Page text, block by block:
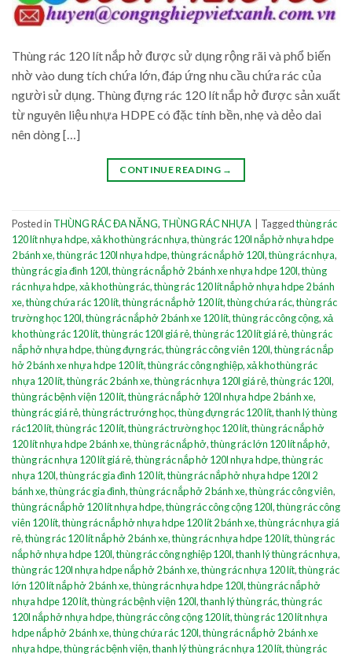
Thùng rác 120 lít nắp hở được sử dụng rộng rãi và phổ biến
nhờ vào dung tích chứa lớn, đáp ứng nhu cầu chứa rác của
người sử dụng. Thùng đựng rác 120 lít nắp hở được sản xuất
từ nguyên liệu nhựa HDPE có đặc tính bền, nhẹ và dẻo dai
nên dòng […]
CONTINUE READING →
Posted in THÙNG RÁC ĐA NĂNG, THÙNG RÁC NHỰA Taggedthùng rác
120 lít nhựa hdpe,xả kho thùng rác nhựa,thùng rác 120l nắp hở nhựa hdpe
2 bánh xe,thùng rác 120l nhựa hdpe,thùng rác nắp hở 120l,thùng rác nhựa,
thùng rác gia đình 120l,thùng rác nắp hở 2 bánh xe nhựa hdpe 120l,thùng
rác nhựa hdpe,xả kho thùng rác,thùng rác 120 lít nắp hở nhựa hdpe 2 bánh
xe,thùng chứa rác 120 lít,thùng rác nắp hở 120 lít,thùng chứa rác,thùng rác
trường học 120l,thùng rác nắp hở 2 bánh xe 120 lít,thùng rác công cộng,xả
kho thùng rác 120 lít,thùng rác 120l giá rẻ,thùng rác 120 lít giá rẻ,thùng rác
nắp hở nhựa hdpe,thùng đựng rác,thùng rác công viên 120l,thùng rác nắp
hở 2 bánh xe nhựa hdpe 120 lít,thùng rác công nghiệp,xả kho thùng rác
nhựa 120 lít,thùng rác 2 bánh xe,thùng rác nhựa 120l giá rẻ,thùng rác 120l,
thùng rác bệnh viện 120 lít,thùng rác nắp hở 120l nhựa hdpe 2 bánh xe,
thùng rác giá rẻ,thùng rác trướng học,thùng đựng rác 120 lít,thanh lý thùng
rác120 lít,thùng rác 120 lít,thùng rác trường học 120 lít,thùng rác nắp hở
120 lít nhựa hdpe 2 bánh xe,thùng rác nắp hở,thùng rác lớn 120 lít nắp hở,
thùng rác nhựa 120 lít giá rẻ,thùng rác nắp hở 120l nhựa hdpe,thùng rác
nhựa 120l,thùng rác gia đình 120 lít,thùng rác nắp hở nhựa hdpe 120l 2
bánh xe,thùng rác gia đình,thùng rác nắp hở 2 bánh xe,thùng rác công viên,
thùng rác nắp hở 120 lít nhựa hdpe,thùng rác công cộng 120l,thùng rác công
viên 120 lít,thùng rác nắp hở nhựa hdpe 120 lít 2 bánh xe,thùng rác nhựa giá
rẻ,thùng rác 120 lít nắp hở 2 bánh xe,thùng rác nhựa hdpe 120 lít,thùng rác
nắp hở nhựa hdpe 120l,thùng rác công nghiệp 120l,thanh lý thùng rác nhựa,
thùng rác 120l nhựa hdpe nắp hở 2 bánh xe,thùng rác nhựa 120 lít,thùng rác
lớn 120 lít nắp hở 2 bánh xe,thùng rác nhựa hdpe 120l,thùng rác nắp hở
nhựa hdpe 120 lít,thùng rác bệnh viện 120l,thanh lý thùng rác,thùng rác
120l nắp hở nhựa hdpe,thùng rác công cộng 120 lít,thùng rác 120 lít nhựa
hdpe nắp hở 2 bánh xe,thùng chứa rác 120l,thùng rác nắp hở 2 bánh xe
nhựa hdpe,thùng rác bệnh viện,thanh lý thùng rác nhựa 120 lít,thùng rác